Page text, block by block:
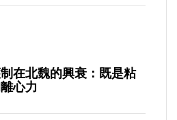
在北魏的興衰：既是粘
心力